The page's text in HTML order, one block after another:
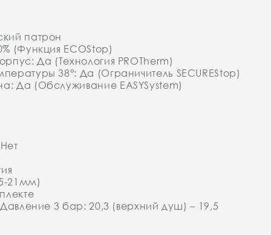
патрон
(Функция ECOStop)
Да (Tехнология PROTherm)
38°: Да (Ограничитель SECUREStop)
Да (Обслуживание EASYSystem)
21мм)
3 бар: 20,3 (верхний душ) – 19,5